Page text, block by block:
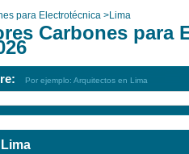
para Electrotécnica >Lima
Carbones para
Por ejemplo: Arquitectos en Lima